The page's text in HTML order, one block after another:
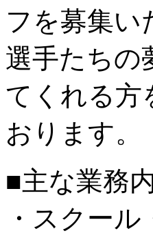
フを募集い
選手たちの
てくれる方
おります。
■主な業務
・スクー